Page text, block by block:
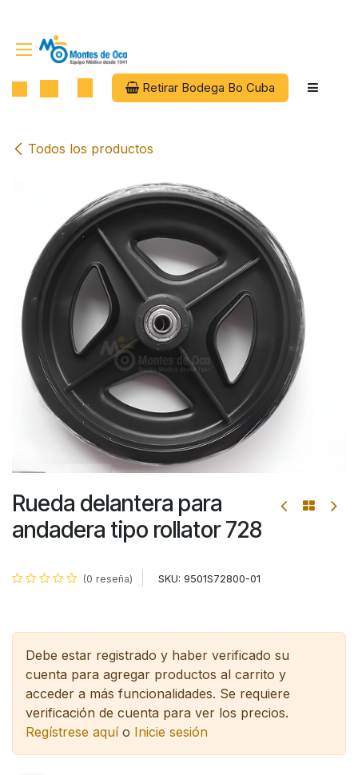
Retirar Bodega Bo Cuba
Todos los productos
Rueda delantera para
andadera tipo rollator 728
(0 reseña) SKU: 9501S72800-01
Debe estar registrado y haber verificado su
cuenta para agregar productos al carrito y
acceder a más funcionalidades. Se requiere
verificación de cuenta para ver los precios.
Regístrese aquío Inicie sesión